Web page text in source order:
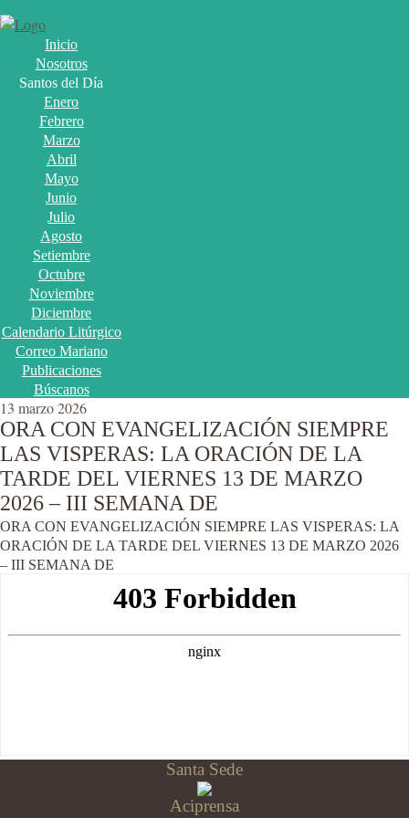
Inicio
Nosotros
Santos del Día
Enero
Febrero
Marzo
Abril
Mayo
Junio
Julio
Agosto
Setiembre
Octubre
Noviembre
Diciembre
Calendario Litúrgico
Correo Mariano
Publicaciones
Búscanos
13 marzo 2026
ORA CON EVANGELIZACIÓN SIEMPRE
LAS VISPERAS: LA ORACIÓN DE LA
TARDE DEL VIERNES 13 DE MARZO
2026 – III SEMANA DE
ORA CON EVANGELIZACIÓN SIEMPRE LAS VISPERAS: LA
ORACIÓN DE LA TARDE DEL VIERNES 13 DE MARZO 2026
– III SEMANA DE
Santa Sede
Aciprensa